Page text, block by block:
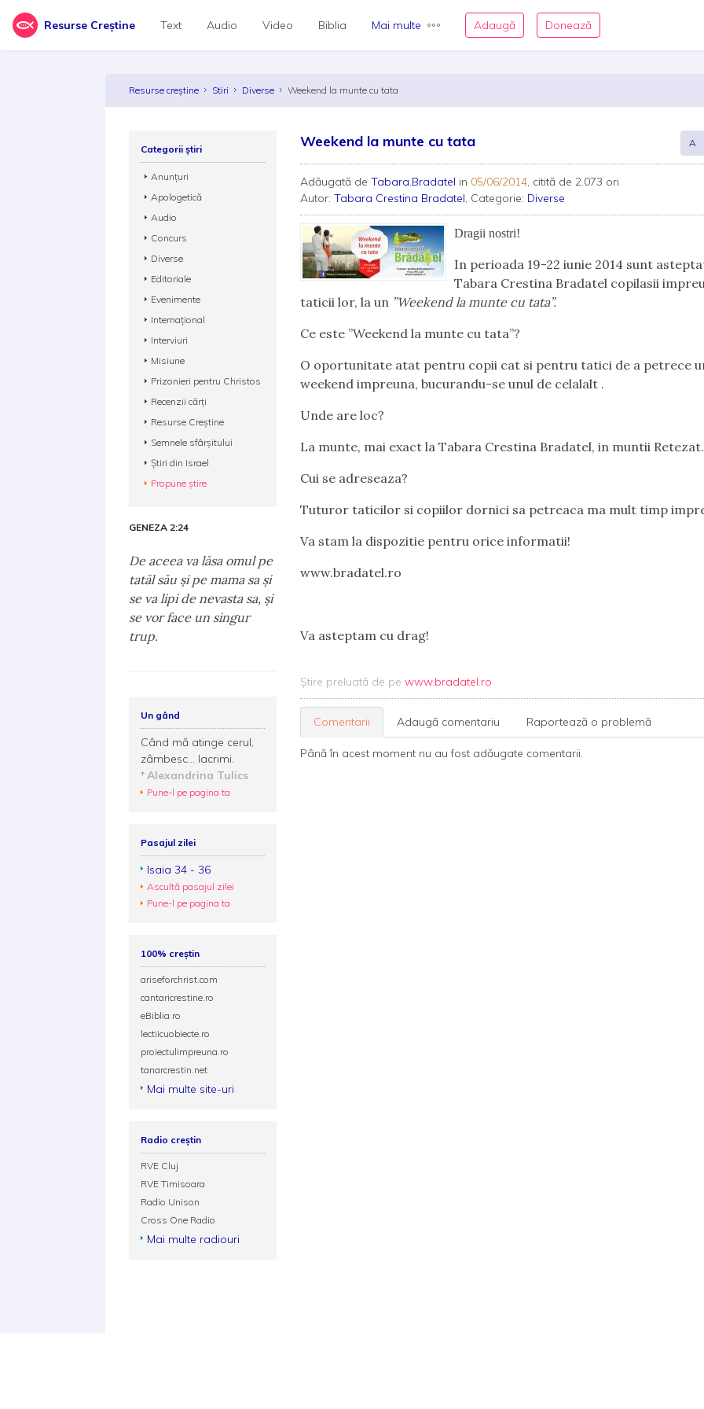
Resurse Creștine Text Audio Video Biblia Mai multe Adaugă Donează
Resurse creștine Stiri Diverse Weekend la munte cu tata
Weekend la munte cu tata A
Adăugată deTabara.Bradatel in 05/06/2014, citită de 2.073 ori
Autor:Tabara Crestina Bradatel, Categorie: Diverse
Dragii nostri!
In perioada 19-22 iunie 2014 sunt
Tabara Crestina Bradatel copilasii
taticii lor, la un ”Weekend la munte cu tata”.
Ce este ”Weekend la munte cu tata”?
O oportunitate atat pentru copii cat si pentru tatici de a petrece
weekend impreuna, bucurandu-se unul de celalalt .
Unde are loc?
La munte, mai exact la Tabara Crestina Bradatel, in muntii Retezat.
Cui se adreseaza?
Tuturor taticilor si copiilor dornici sa petreaca ma mult timp
Va stam la dispozitie pentru orice informatii!
www.bradatel.ro
Va asteptam cu drag!
Știre preluată de pe www.bradatel.ro
Comentarii Adaugă comentariu Raportează o problemă
Până în acest moment nu au fost adăugate comentarii.
Categorii știri
Anunțuri
Apologetică
Audio
Concurs
Diverse
Editoriale
Evenimente
Internațional
Interviuri
Misiune
Prizonieri pentru Christos
Recenzii cărți
Resurse Creștine
Semnele sfârșitului
Știri din Israel
Propune știre
GENEZA 2:24
De aceea va lăsa omul pe
tatăl său şi pe mama sa şi
se va lipi de nevasta sa, şi
se vor face un singur
trup.
Un gând
Când mă atinge cerul,
zâmbesc... lacrimi.
Alexandrina Tulics
Pune-l pe pagina ta
Pasajul zilei
Isaia 34 - 36
Ascultă pasajul zilei
Pune-l pe pagina ta
100% creștin
ariseforchrist.com
cantaricrestine.ro
eBiblia.ro
lectiicuobiecte.ro
proiectulimpreuna.ro
tanarcrestin.net
Mai multe site-uri
Radio creștin
RVE Cluj
RVE Timisoara
Radio Unison
Cross One Radio
Mai multe radiouri